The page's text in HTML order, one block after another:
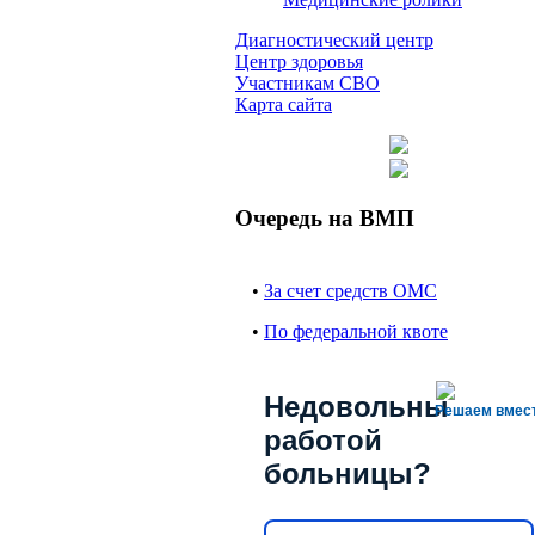
Диагностический центр
Центр здоровья
Участникам СВО
Карта сайта
Очередь на ВМП
• За счет средств ОМС
• По федеральной квоте
Решаем
Недовольны
работой
больницы?